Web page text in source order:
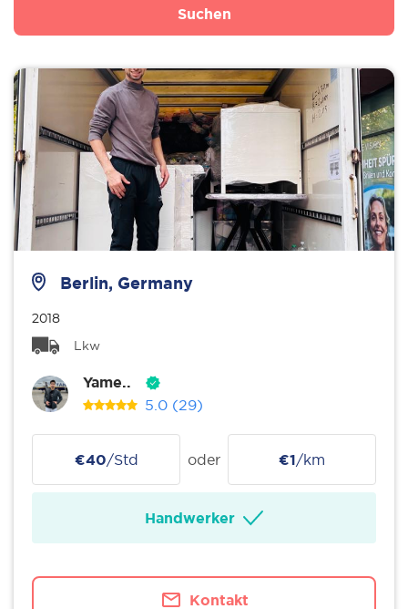
Suchen
Berlin, Germany
2018
Lkw
Yame..
5.0 (29)
€40/Std oder €1/km
Handwerker
Kontakt